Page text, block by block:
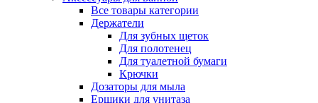
Все товары категории
Держатели
Для зубных щеток
Для полотенец
Для туалетной бумаги
Крючки
Дозаторы для мыла
Ершики для унитаза